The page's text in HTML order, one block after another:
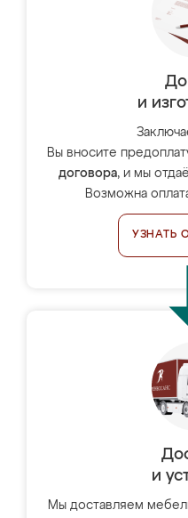
и
Вы вносите
договора, и мы
Возможна
УЗНАТЬ
и
Мы доставляем